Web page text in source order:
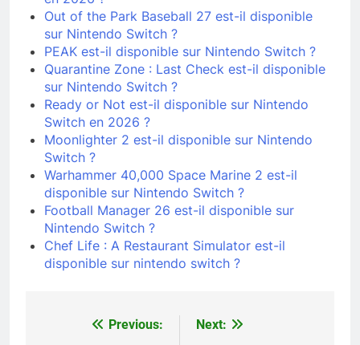
Out of the Park Baseball 27 est-il disponible
sur Nintendo Switch ?
PEAK est-il disponible sur Nintendo Switch ?
Quarantine Zone : Last Check est-il disponible
sur Nintendo Switch ?
Ready or Not est-il disponible sur Nintendo
Switch en 2026 ?
Moonlighter 2 est-il disponible sur Nintendo
Switch ?
Warhammer 40,000 Space Marine 2 est-il
disponible sur Nintendo Switch ?
Football Manager 26 est-il disponible sur
Nintendo Switch ?
Chef Life : A Restaurant Simulator est-il
disponible sur nintendo switch ?
NavigationPrevious:
Next: